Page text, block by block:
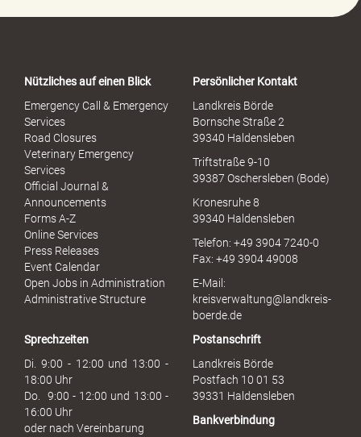
o
u
h
Nützliches auf einen Blick
Emergency Call & Emergency
Services
Road Closures
Veterinary Emergency
Services
Official Journal &
Announcements
Forms A-Z
Online Services
Press Releases
Event Calendar
Open Jobs in Administration
Administrative Structure
Persönlicher Kontakt
Landkreis Börde
Bornsche Straße 2
39340 Haldensleben
Triftstraße 9-10
39387 Oschersleben (Bode)
Kronesruhe 8
39340 Haldensleben
Telefon: +49 3904 7240-0
Fax: +49 3904 49008
E-Mail:
kreisverwaltung@landkreis-
boerde.de
Sprechzeiten
Di. 9:00 - 12:00 und 13:00 -
18:00 Uhr
Do. 9:00 - 12:00 und 13:00 -
16:00 Uhr
oder nach Vereinbarung
Postanschrift
Landkreis Börde
Postfach 10 01 53
39331 Haldensleben
Bankverbindung